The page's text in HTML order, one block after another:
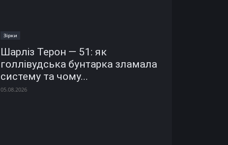
Зірки
Шарліз Терон — 51: як
голлівудська бунтарка зламала
систему та чому...
05.08.2026